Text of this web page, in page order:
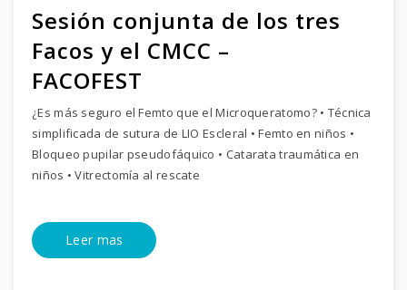
Sesión conjunta de los tres
Facos y el CMCC –
FACOFEST
¿Es más seguro el Femto que el Microqueratomo? • Técnica
simplificada de sutura de LIO Escleral • Femto en niños •
Bloqueo pupilar pseudofáquico • Catarata traumática en
niños • Vitrectomía al rescate
Leer mas